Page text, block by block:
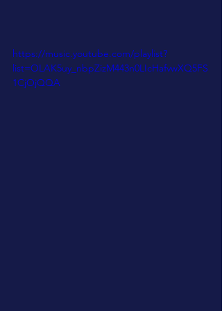
https://music.youtube.com/playlist?
list=OLAK5uy_nbpZizM443n0LIcHafvwXQ5FS
1CjOjQQA